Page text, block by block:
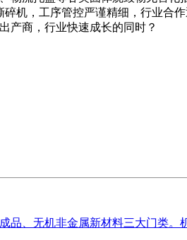
机，工序管控严谨精细，行业合
产商，行业快速成长的同时？
、无机非金属新材料三大门类。